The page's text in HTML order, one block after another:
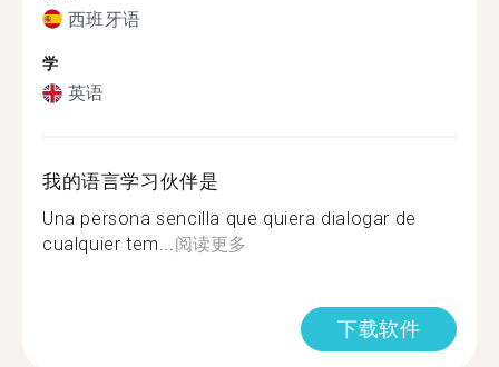
西班牙语
学
英语
我的语言学习伙伴是
Una persona sencilla que quiera dialogar de
cualquier tem...阅读更多
下载软件